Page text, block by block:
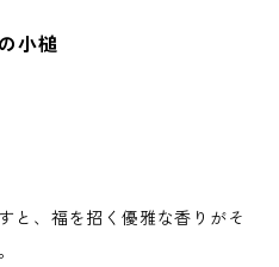
小槌
と、福を招く優雅な香りがそ